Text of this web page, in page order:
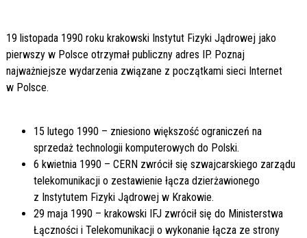
19 listopada 1990 roku krakowski Instytut Fizyki Jądrowej jako
pierwszy w Polsce otrzymał publiczny adres IP. Poznaj
najważniejsze wydarzenia związane z początkami sieci Internet
w Polsce.
15 lutego 1990 – zniesiono większość ograniczeń na
sprzedaż technologii komputerowych do Polski.
6 kwietnia 1990 – CERN zwrócił się szwajcarskiego zarządu
telekomunikacji o zestawienie łącza dzierżawionego
z Instytutem Fizyki Jądrowej w Krakowie.
29 maja 1990 – krakowski IFJ zwrócił się do Ministerstwa
Łączności i Telekomunikacji o wykonanie łącza ze strony